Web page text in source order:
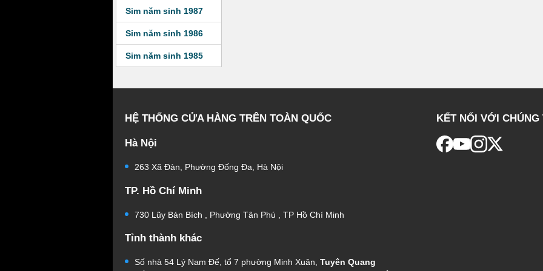
Sim năm sinh 1987
Sim năm sinh 1986
Sim năm sinh 1985
HỆ THỐNG CỬA HÀNG TRÊN TOÀN QUỐC
Hà Nội
263 Xã Đàn, Phường Đống Đa, Hà Nội
TP. Hồ Chí Minh
730 Lũy Bán Bích , Phường Tân Phú , TP Hồ Chí Minh
Tỉnh thành khác
Số nhà 54 Lý Nam Đế, tổ 7 phường Minh Xuân, Tuyên Quang
KẾT NỐI VỚI CHÚNG